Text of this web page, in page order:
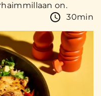
on.
30min